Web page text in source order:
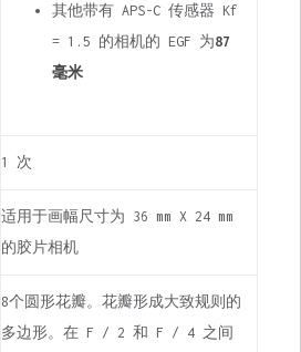
其他带有 APS-C 传感器 Kf
= 1.5 的相机的 EGF 为87
毫米
1 次
适用于画幅尺寸为 36 mm X 24 mm
的胶片相机
8个圆形花瓣。花瓣形成大致规则的
多边形。在 F / 2 和 F / 4 之间